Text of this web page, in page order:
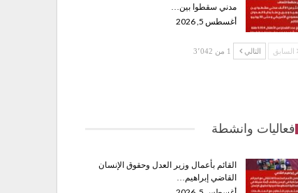
مدني سقطوا بين…
أغسطس 5, 2026
السابق التالي 1 من 3٬042
فعاليات وانشطة
القائم بأعمال وزير العدل وحقوق الإنسان
القاضي إبراهيم…